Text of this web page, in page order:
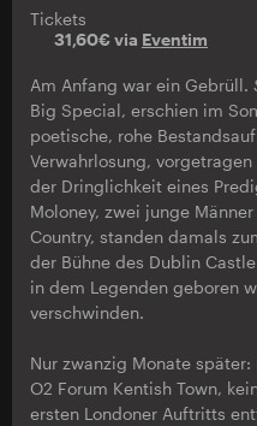
Tickets
31,60€ via Eventim
Am Anfang war ein Gebrüll.
Big Special, erschien im
poetische, rohe
Verwahrlosung,
der Dringlichkeit eines
Moloney, zwei junge
Country, standen damals
der Bühne des Dublin
in dem Legenden geboren
verschwinden.
Nur zwanzig Monate
O2 Forum Kentish Town,
ersten Londoner Auftritts